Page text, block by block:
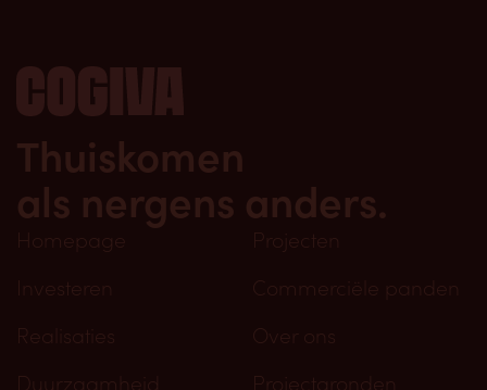
Thuiskomen
als nergens anders.
Homepage
Projecten
Investeren
Commerciële panden
Realisaties
Over ons
Duurzaamheid
Projectgronden